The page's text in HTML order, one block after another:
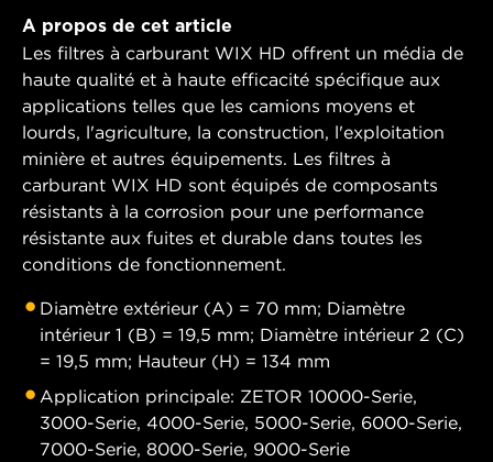
A propos de cet article
Les filtres à carburant WIX HD offrent un média de
haute qualité et à haute efficacité spécifique aux
applications telles que les camions moyens et
lourds, l'agriculture, la construction, l'exploitation
minière et autres équipements. Les filtres à
carburant WIX HD sont équipés de composants
résistants à la corrosion pour une performance
résistante aux fuites et durable dans toutes les
conditions de fonctionnement.
Diamètre extérieur (A) = 70 mm; Diamètre
intérieur 1 (B) = 19,5 mm; Diamètre intérieur 2 (C)
= 19,5 mm; Hauteur (H) = 134 mm
Application principale: ZETOR 10000-Serie,
3000-Serie, 4000-Serie, 5000-Serie, 6000-Serie,
7000-Serie, 8000-Serie, 9000-Serie